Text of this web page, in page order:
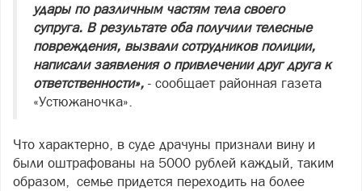
удары по различным частям тела своего
супруга. В результате оба получили телесные
повреждения, вызвали сотрудников полиции,
написали заявления о привлечении друг друга к
ответственности», - сообщает районная газета
«Устюжаночка».
Что характерно, в суде драчуны признали вину и
были оштрафованы на 5000 рублей каждый, таким
образом, семье придется переходить на более